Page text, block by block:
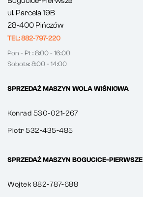
ul. Parcela 19B
28-400 Pińczów
TEL: 882-797-220
Pon - Pt : 8:00 - 16:00
Sobota: 8:00 - 14:00
SPRZEDAŻ MASZYN WOLA WIŚNIOWA
Konrad 530-021-267
Piotr 532-435-485
SPRZEDAŻ MASZYN BOGUCICE-PIERWSZE
Wojtek 882-787-688